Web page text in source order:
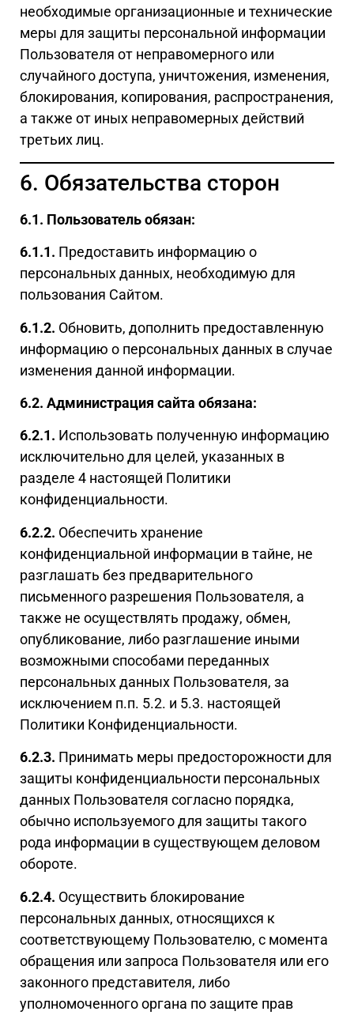
необходимые организационные и технические
меры для защиты персональной информации
Пользователя от неправомерного или
случайного доступа, уничтожения, изменения,
блокирования, копирования, распространения,
а также от иных неправомерных действий
третьих лиц.
6. Обязательства сторон
6.1. Пользователь обязан:
6.1.1. Предоставить информацию о
персональных данных, необходимую для
пользования Сайтом.
6.1.2. Обновить, дополнить предоставленную
информацию о персональных данных в случае
изменения данной информации.
6.2. Администрация сайта обязана:
6.2.1. Использовать полученную информацию
исключительно для целей, указанных в
разделе 4 настоящей Политики
конфиденциальности.
6.2.2. Обеспечить хранение
конфиденциальной информации в тайне, не
разглашать без предварительного
письменного разрешения Пользователя, а
также не осуществлять продажу, обмен,
опубликование, либо разглашение иными
возможными способами переданных
персональных данных Пользователя, за
исключением п.п. 5.2. и 5.3. настоящей
Политики Конфиденциальности.
6.2.3. Принимать меры предосторожности для
защиты конфиденциальности персональных
данных Пользователя согласно порядка,
обычно используемого для защиты такого
рода информации в существующем деловом
обороте.
6.2.4. Осуществить блокирование
персональных данных, относящихся к
соответствующему Пользователю, с момента
обращения или запроса Пользователя или его
законного представителя, либо
уполномоченного органа по защите прав